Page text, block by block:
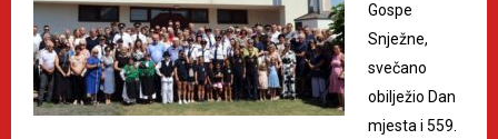
Gospe
Snježne,
svečano
obilježio Dan
mjesta i 559.